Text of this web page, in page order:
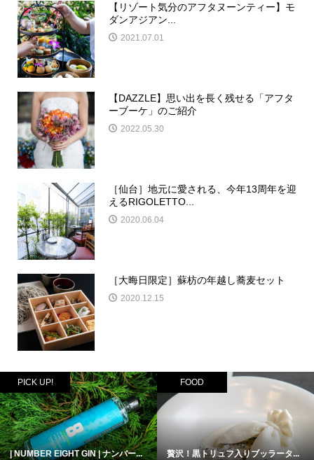
【リゾート気分のアフタヌーンティー】モ
ダンアジアン...
2021.07.01
【DAZZLE】思い出を長く残せる「アフタ
ーブーケ」のご紹介
2022.05.30
［仙台］地元に愛される、今年13周年を迎
えるRIGOLETTO...
2020.06.04
［大晦日限定］蘇枋の年越し蕎麦セット
2020.12.15
PICK UP!
| NUMBER EIGHT GIN | ナンバー...
FOOD
贅沢！黒トリュフ入りブッラータ...